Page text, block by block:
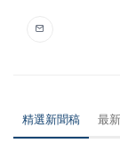
精選新聞稿 最